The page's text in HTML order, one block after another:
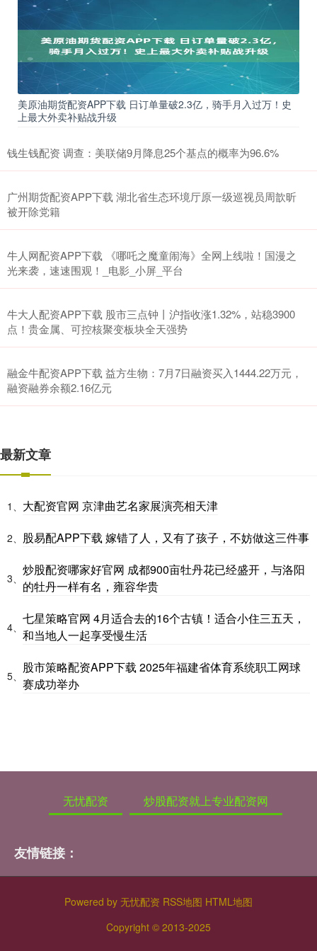
美原油期货配资APP下载 日订单量破2.3亿，骑手月入过万！史
上最大外卖补贴战升级
钱生钱配资 调查：美联储9月降息25个基点的概率为96.6%
广州期货配资APP下载 湖北省生态环境厅原一级巡视员周歆昕
被开除党籍
牛人网配资APP下载 《哪吒之魔童闹海》全网上线啦！国漫之
光来袭，速速围观！_电影_小屏_平台
牛大人配资APP下载 股市三点钟丨沪指收涨1.32%，站稳3900
点！贵金属、可控核聚变板块全天强势
融金牛配资APP下载 益方生物：7月7日融资买入1444.22万元，
融资融券余额2.16亿元
最新文章
1、 大配资官网 京津曲艺名家展演亮相天津
2、 股易配APP下载 嫁错了人，又有了孩子，不妨做这三件事
3、
炒股配资哪家好官网 成都900亩牡丹花已经盛开，与洛阳
的牡丹一样有名，雍容华贵
4、
七星策略官网 4月适合去的16个古镇！适合小住三五天，
和当地人一起享受慢生活
5、
股市策略配资APP下载 2025年福建省体育系统职工网球
赛成功举办
无忧配资 炒股配资就上专业配资网
友情链接：
Powered by 无忧配资 RSS地图 HTML地图
Copyright © 2013-2025